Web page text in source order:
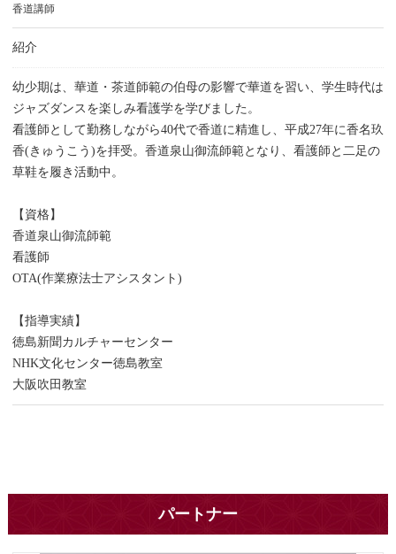
香道講師
紹介
幼少期は、華道・茶道師範の伯母の影響で華道を習い、学生時代は
ジャズダンスを楽しみ看護学を学びました。
看護師として勤務しながら40代で香道に精進し、平成27年に香名玖
香(きゅうこう)を拝受。香道泉山御流師範となり、看護師と二足の
草鞋を履き活動中。
【資格】
香道泉山御流師範
看護師
OTA(作業療法士アシスタント)
【指導実績】
徳島新聞カルチャーセンター
NHK文化センター徳島教室
大阪吹田教室
パートナー